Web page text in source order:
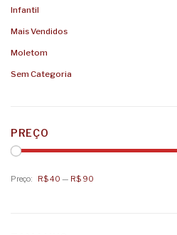
Infantil
Mais Vendidos
Moletom
Sem Categoria
PREÇO
Preço: R$ 40 — R$ 90